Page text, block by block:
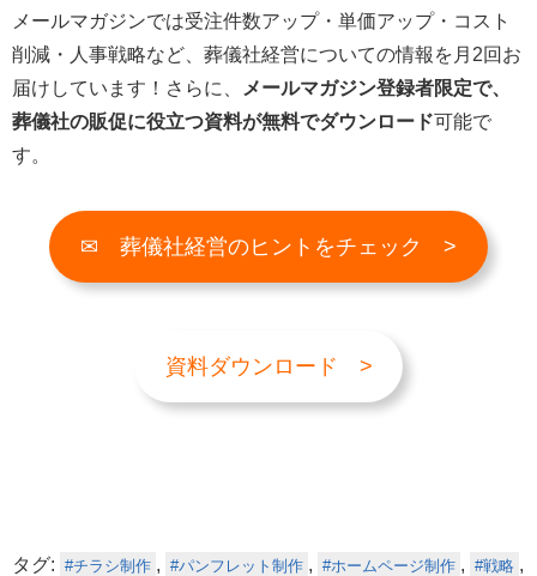
メールマガジンでは受注件数アップ・単価アップ・コスト
削減・人事戦略など、葬儀社経営についての情報を月2回お
届けしています！さらに、
メールマガジン登録者限定で、
葬儀社の販促に役立つ資料が無料でダウンロード可能で
す。
✉ 葬儀社経営のヒントをチェック >
資料ダウンロード >
タグ: チラシ制作 , パンフレット制作 , ホームページ制作 , 戦略 ,